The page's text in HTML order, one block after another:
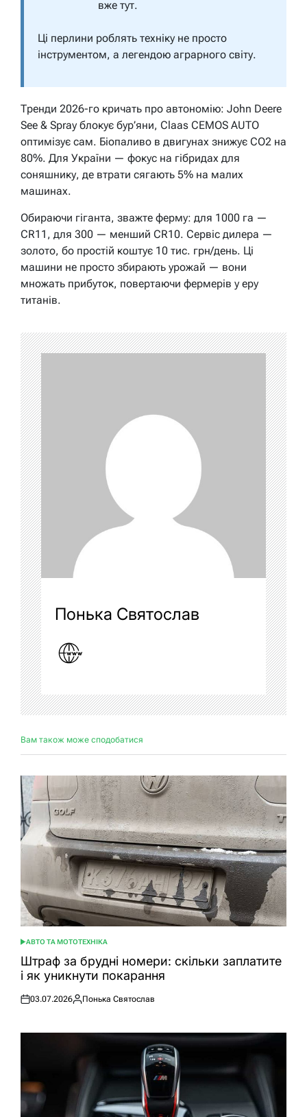
вже тут.
Ці перлини роблять техніку не просто
інструментом, а легендою аграрного світу.
Тренди 2026-го кричать про автономію: John Deere
See & Spray блокує бур’яни, Claas CEMOS AUTO
оптимізує сам. Біопаливо в двигунах знижує CO2 на
80%. Для України — фокус на гібридах для
соняшнику, де втрати сягають 5% на малих
машинах.
Обираючи гіганта, зважте ферму: для 1000 га —
CR11, для 300 — менший CR10. Сервіс дилера —
золото, бо простій коштує 10 тис. грн/день. Ці
машини не просто збирають урожай — вони
множать прибуток, повертаючи фермерів у еру
титанів.
Понька Святослав
Вам також може сподобатися
ОПУБЛІКУВАТИ
У
АВТО ТА МОТОТЕХНІКА
Штраф за брудні номери: скільки заплатите
і як уникнути покарання
Оприлюднено
03.07.2026
Опубліковано
Понька Святослав